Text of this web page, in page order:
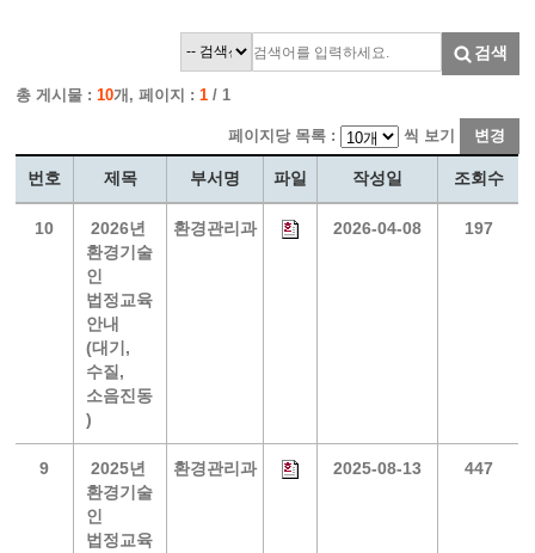
검색
총 게시물 :10개, 페이지 :1 / 1
페이지당 목록 : 씩 보기 변경
번호 제목 부서명 파일 작성일 조회수
10
2026년
환경기술
인
법정교육
안내
(대기,
수질,
소음진동
)
환경관리과 2026-04-08 197
9
2025년
환경기술
인
법정교육
환경관리과 2025-08-13 447